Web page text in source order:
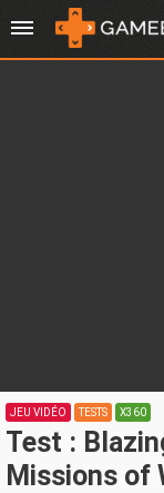
JEU VIDÉO TESTS X360
Test :
Missions of